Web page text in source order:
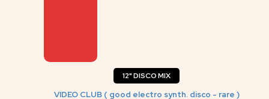
12" DISCO MIX
VIDEO CLUB ( good electro synth. disco - rare )